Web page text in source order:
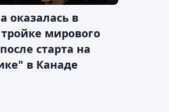
оказалась в
мирового
старта на
в Канаде